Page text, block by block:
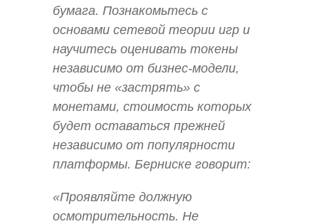
бумага. Познакомьтесь с
основами сетевой теории игр и
научитесь оценивать токены
независимо от бизнес-модели,
чтобы не «застрять» с
монетами, стоимость которых
будет оставаться прежней
независимо от популярности
платформы. Берниске говорит:
«Проявляйте должную
осмотрительность. Не